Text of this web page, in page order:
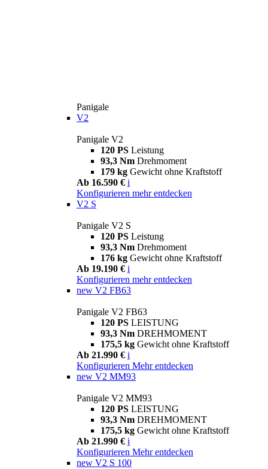
Panigale
V2
Panigale V2
120 PS Leistung
93,3 Nm Drehmoment
179 kg Gewicht ohne Kraftstoff
Ab 16.590 € i
Konfigurieren mehr entdecken
V2 S
Panigale V2 S
120 PS Leistung
93,3 Nm Drehmoment
176 kg Gewicht ohne Kraftstoff
Ab 19.190 € i
Konfigurieren mehr entdecken
new V2 FB63
Panigale V2 FB63
120 PS LEISTUNG
93,3 Nm DREHMOMENT
175,5 kg Gewicht ohne Kraftstoff
Ab 21.990 € i
Konfigurieren Mehr entdecken
new V2 MM93
Panigale V2 MM93
120 PS LEISTUNG
93,3 Nm DREHMOMENT
175,5 kg Gewicht ohne Kraftstoff
Ab 21.990 € i
Konfigurieren Mehr entdecken
new V2 S 100